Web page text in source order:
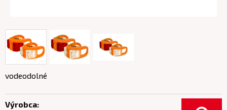
vodeodolné
Výrobca: